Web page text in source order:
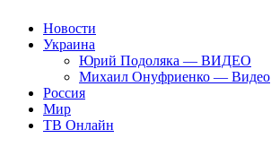
Новости
Украина
Юрий Подоляка — ВИДЕО
Михаил Онуфриенко — Видео
Россия
Мир
ТВ Онлайн